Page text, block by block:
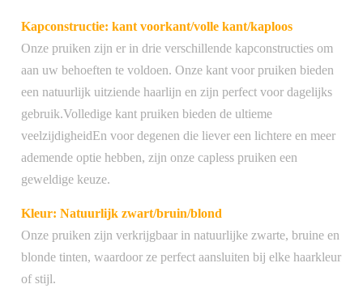
Kapconstructie: kant voorkant/volle kant/kaploos
Onze pruiken zijn er in drie verschillende kapconstructies om
aan uw behoeften te voldoen. Onze kant voor pruiken bieden
een natuurlijk uitziende haarlijn en zijn perfect voor dagelijks
gebruik.Volledige kant pruiken bieden de ultieme
veelzijdigheidEn voor degenen die liever een lichtere en meer
ademende optie hebben, zijn onze capless pruiken een
geweldige keuze.
Kleur: Natuurlijk zwart/bruin/blond
Onze pruiken zijn verkrijgbaar in natuurlijke zwarte, bruine en
blonde tinten, waardoor ze perfect aansluiten bij elke haarkleur
of stijl.